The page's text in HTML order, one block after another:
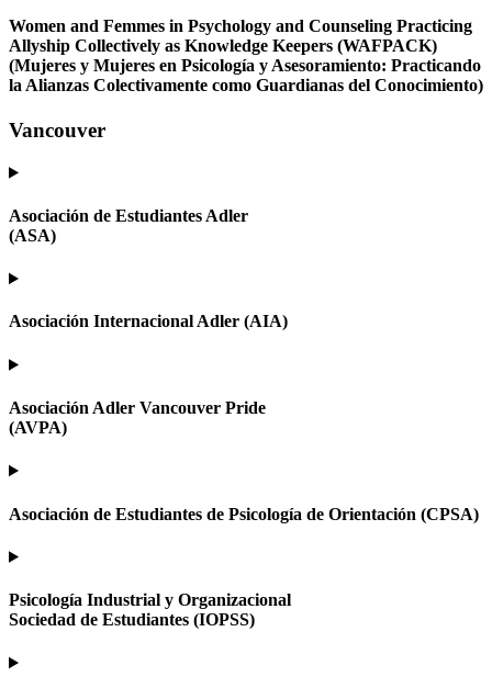
Women and Femmes in Psychology and Counseling Practicing
Allyship Collectively as Knowledge Keepers (WAFPACK)
(Mujeres y Mujeres en Psicología y Asesoramiento: Practicando
la Alianzas Colectivamente como Guardianas del Conocimiento)
Vancouver
Asociación de Estudiantes Adler
(ASA)
Asociación Internacional Adler (AIA)
Asociación Adler Vancouver Pride
(AVPA)
Asociación de Estudiantes de Psicología de Orientación (CPSA)
Psicología Industrial y Organizacional
Sociedad de Estudiantes (IOPSS)